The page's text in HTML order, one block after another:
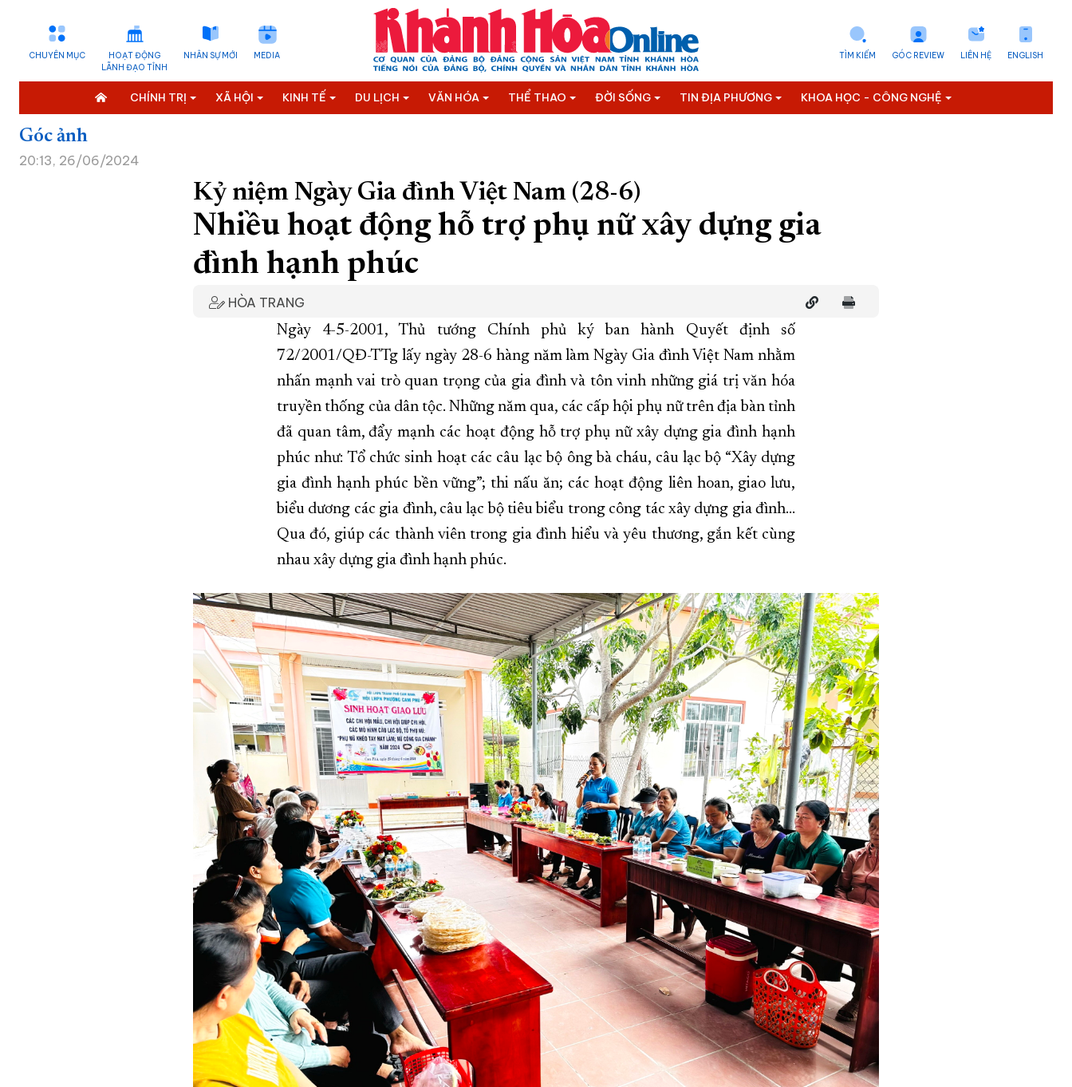
CHUYÊN MỤC
HOẠT ĐỘNG
LÃNH ĐẠO TỈNH
NHÂN SỰ MỚI MEDIA ENGLISH
LIÊN HỆ
GÓC REVIEW
TÌM KIẾM
CHÍNH TRỊ XÃ HỘI KINH TẾ DU LỊCH VĂN HÓA THỂ THAO ĐỜI SỐNG TIN ĐỊA PHƯƠNG KHOA HỌC - CÔNG NGHỆ
Góc ảnh
20:13, 26/06/2024
Kỷ niệm Ngày Gia đình Việt Nam (28-6)
Nhiều hoạt động hỗ trợ phụ nữ xây dựng gia
đình hạnh phúc
HÒA TRANG
Ngày 4-5-2001, Thủ tướng Chính phủ ký ban hành Quyết định số
72/2001/QĐ-TTg lấy ngày 28-6 hàng năm làm Ngày Gia đình Việt Nam nhằm
nhấn mạnh vai trò quan trọng của gia đình và tôn vinh những giá trị văn hóa
truyền thống của dân tộc. Những năm qua, các cấp hội phụ nữ trên địa bàn tỉnh
đã quan tâm, đẩy mạnh các hoạt động hỗ trợ phụ nữ xây dựng gia đình hạnh
phúc như: Tổ chức sinh hoạt các câu lạc bộ ông bà cháu, câu lạc bộ “Xây dựng
gia đình hạnh phúc bền vững”; thi nấu ăn; các hoạt động liên hoan, giao lưu,
biểu dương các gia đình, câu lạc bộ tiêu biểu trong công tác xây dựng gia đình…
Qua đó, giúp các thành viên trong gia đình hiểu và yêu thương, gắn kết cùng
nhau xây dựng gia đình hạnh phúc.